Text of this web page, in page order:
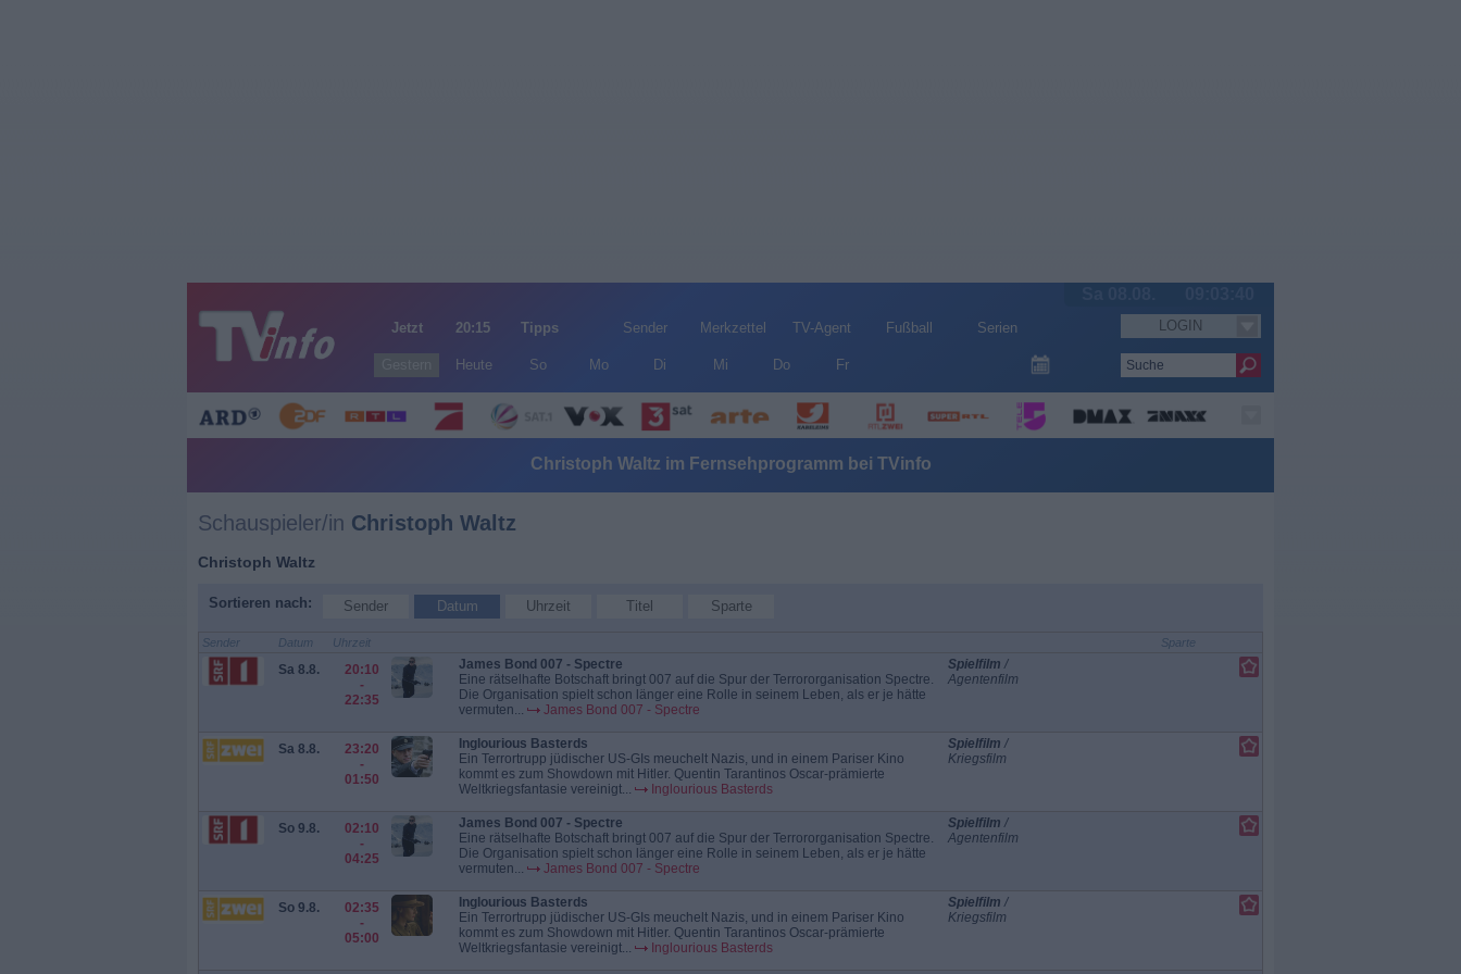
Jetzt 20:15 Tipps Sender Merkzettel TV-Agent Fußball Serien
Heute So Mo Di Mi Do Fr
LOGIN
Christoph Waltz im Fernsehprogramm bei TVinfo
Schauspieler/in Christoph Waltz
Christoph Waltz
Sortieren nach: Sender Datum Uhrzeit Titel Sparte
Sender Datum Uhrzeit Sparte
Sa 8.8.
20:10
-
22:35
James Bond 007 - Spectre
Eine rätselhafte Botschaft bringt 007 auf die Spur der Terrororganisation Spectre.
Die Organisation spielt schon länger eine Rolle in seinem Leben, als er je hätte
vermuten...
James Bond 007 - Spectre
Spielfilm /
Agentenfilm
Sa 8.8.
23:20
-
01:50
Inglourious Basterds
Ein Terrortrupp jüdischer US-GIs meuchelt Nazis, und in einem Pariser Kino
kommt es zum Showdown mit Hitler. Quentin Tarantinos Oscar-prämierte
Weltkriegsfantasie vereinigt...
Inglourious Basterds
Spielfilm /
Kriegsfilm
So 9.8.
02:10
-
04:25
James Bond 007 - Spectre
Eine rätselhafte Botschaft bringt 007 auf die Spur der Terrororganisation Spectre.
Die Organisation spielt schon länger eine Rolle in seinem Leben, als er je hätte
vermuten...
James Bond 007 - Spectre
Spielfilm /
Agentenfilm
So 9.8.
02:35
-
05:00
Inglourious Basterds
Ein Terrortrupp jüdischer US-GIs meuchelt Nazis, und in einem Pariser Kino
kommt es zum Showdown mit Hitler. Quentin Tarantinos Oscar-prämierte
Weltkriegsfantasie vereinigt...
Inglourious Basterds
Spielfilm /
Kriegsfilm